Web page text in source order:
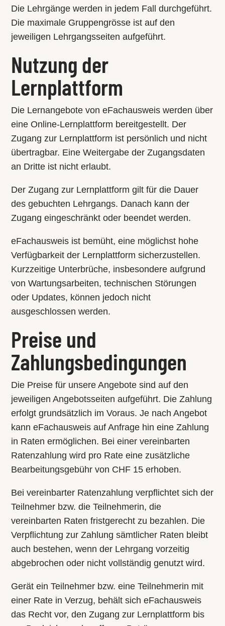
Die Lehrgänge werden in jedem Fall durchgeführt.
Die maximale Gruppengrösse ist auf den
jeweiligen Lehrgangsseiten aufgeführt.
Nutzung der
Lernplattform
Die Lernangebote von eFachausweis werden über
eine Online-Lernplattform bereitgestellt. Der
Zugang zur Lernplattform ist persönlich und nicht
übertragbar. Eine Weitergabe der Zugangsdaten
an Dritte ist nicht erlaubt.
Der Zugang zur Lernplattform gilt für die Dauer
des gebuchten Lehrgangs. Danach kann der
Zugang eingeschränkt oder beendet werden.
eFachausweis ist bemüht, eine möglichst hohe
Verfügbarkeit der Lernplattform sicherzustellen.
Kurzzeitige Unterbrüche, insbesondere aufgrund
von Wartungsarbeiten, technischen Störungen
oder Updates, können jedoch nicht
ausgeschlossen werden.
Preise und
Zahlungsbedingungen
Die Preise für unsere Angebote sind auf den
jeweiligen Angebotsseiten aufgeführt. Die Zahlung
erfolgt grundsätzlich im Voraus. Je nach Angebot
kann eFachausweis auf Anfrage hin eine Zahlung
in Raten ermöglichen. Bei einer vereinbarten
Ratenzahlung wird pro Rate eine zusätzliche
Bearbeitungsgebühr von CHF 15 erhoben.
Bei vereinbarter Ratenzahlung verpflichtet sich der
Teilnehmer bzw. die Teilnehmerin, die
vereinbarten Raten fristgerecht zu bezahlen. Die
Verpflichtung zur Zahlung sämtlicher Raten bleibt
auch bestehen, wenn der Lehrgang vorzeitig
abgebrochen oder nicht vollständig genutzt wird.
Gerät ein Teilnehmer bzw. eine Teilnehmerin mit
einer Rate in Verzug, behält sich eFachausweis
das Recht vor, den Zugang zur Lernplattform bis